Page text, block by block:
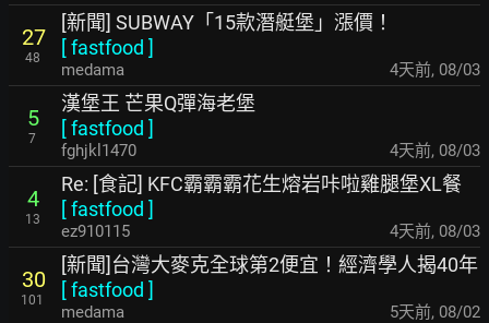
27
48
[新聞] SUBWAY「15款潛艇堡」漲價！
[fastfood ]
medama 4天前, 08/03
5
7
漢堡王 芒果Q彈海老堡
[fastfood ]
fghjkl1470 4天前, 08/03
4
13
Re: [食記] KFC霸霸霸花生熔岩咔啦雞腿堡XL餐
[fastfood ]
ez910115 4天前, 08/03
30
101
[新聞]台灣大麥克全球第2便宜！經濟學人揭40年
[fastfood ]
medama 5天前, 08/02